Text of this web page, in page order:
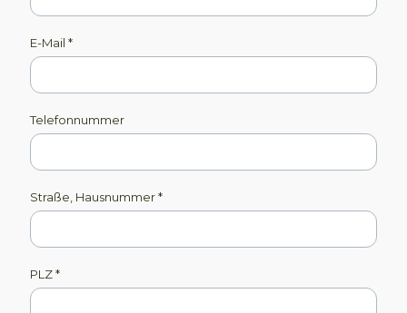
E-Mail *
Telefonnummer
Straße, Hausnummer*
PLZ*